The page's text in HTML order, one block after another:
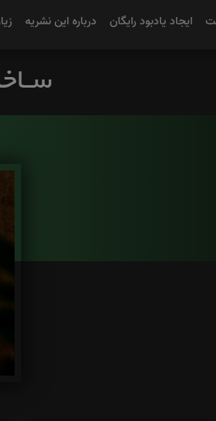
ایجاد یادبود رایگان درباره این نشریه